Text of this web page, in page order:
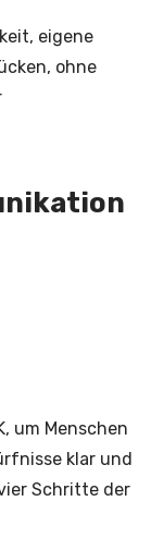
eigene
ohne
um Menschen
klar und
Schritte der